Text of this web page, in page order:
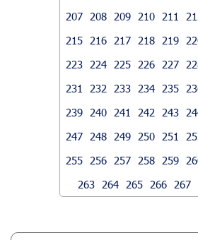
207
208 209 210 211
215
216 217 218 219
223
224 225 226 227
231
232 233 234 235
239
240 241 242 243
247
248 249 250 251
255
256 257 258 259
263
264 265 266 267